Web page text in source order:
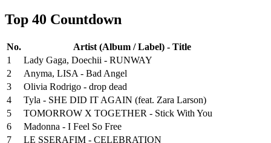
Top 40 Countdown
No.
Artist (Album / Label) - Title
1
Lady Gaga, Doechii - RUNWAY
2
Anyma, LISA - Bad Angel
3
Olivia Rodrigo - drop dead
4
Tyla - SHE DID IT AGAIN (feat. Zara Larson)
5
TOMORROW X TOGETHER - Stick With You
6
Madonna - I Feel So Free
7
LE SSERAFIM - CELEBRATION